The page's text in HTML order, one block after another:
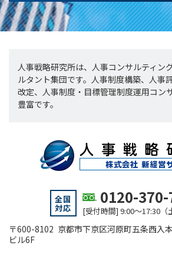
人事戦略研究所は、人事コンサルティン
ルタント集団です。人事制度構築、人事
改定、人事制度・目標管理制度運用コン
豊富です。
全国
対応
0120-
[受付時間] 9:00～17:30（
〒600-8102 京都市下京区河原町五条西入
ビル6F